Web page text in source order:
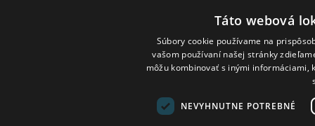
Registrácia(Nový zákazník) Zabudol
Táto webová
Súbory cookie používame na
vašom používaní našej stránky
môžu kombinovať s inými
NEVYHNUTNE POTREBNÉ